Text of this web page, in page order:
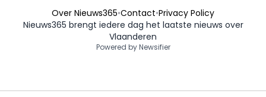
Over Nieuws365•Contact•Privacy Policy
Nieuws365 brengt iedere dag het laatste nieuws over
Vlaanderen
Powered by Newsifier